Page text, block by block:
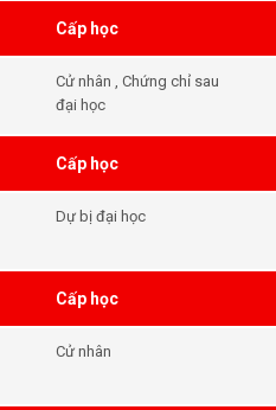
Cấp học
Cử nhân , Chứng chỉ sau
đại học
Cấp học
Dự bị đại học
Cấp học
Cử nhân